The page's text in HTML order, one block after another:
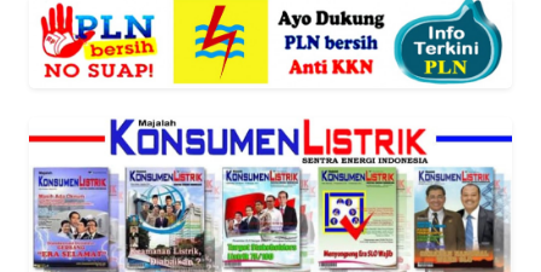
NTT
WN
WN
PAPUA
WN